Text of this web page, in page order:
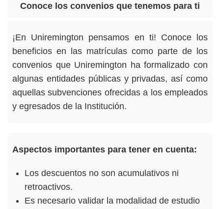
Conoce los convenios que tenemos para ti
¡En Uniremington pensamos en ti! Conoce los
beneficios en las matrículas como parte de los
convenios que Uniremington ha formalizado con
algunas entidades públicas y privadas, así como
aquellas subvenciones ofrecidas a los empleados
y egresados de la Institución.
Aspectos importantes para tener en cuenta:
Los descuentos no son acumulativos ni
retroactivos.
Es necesario validar la modalidad de estudio